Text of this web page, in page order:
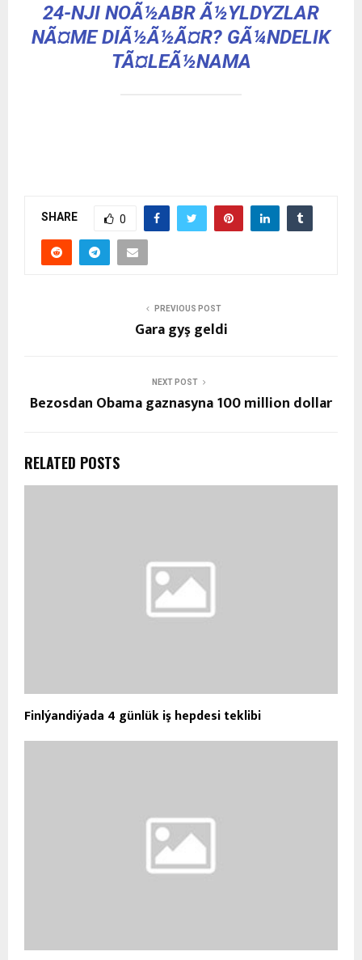
24-NJI NOÃ½ABR Ã½YLDYZLAR
NÃ¤ME DIÃ½Ã½Ã¤R? GÃ¼NDELIK
TÃ¤LEÃ½NAMA
SHARE 0
PREVIOUS POST
Gara gyş geldi
NEXT POST
Bezosdan Obama gaznasyna 100 million dollar
RELATED POSTS
Finlýandiýada 4 günlük iş hepdesi teklibi